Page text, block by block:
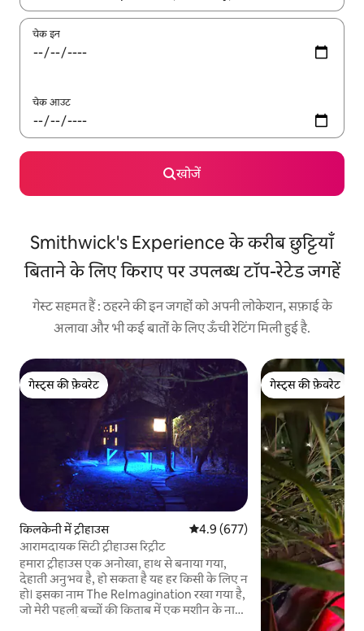
चेक इन
चेक आउट
खोजें
Smithwick's Experience के करीब छुट्टियाँ
बिताने के लिए किराए पर उपलब्ध टॉप-रेटेड जगहें
गेस्ट सहमत हैं : ठहरने की इन जगहों को अपनी लोकेशन, सफ़ाई के
अलावा और भी कई बातों के लिए ऊँची रेटिंग मिली हुई है.
गेस्ट्स की फ़ेवरेट
गेस्ट्स की फ़ेवरेट
किलकेनी में ट्रीहाउस औसत रेटिंग 5 में से 4.9, 677 समीक्षाएँ
4.9 (677)
आरामदायक सिटी ट्रीहाउस रिट्रीट
हमारा ट्रीहाउस एक अनोखा, हाथ से बनाया गया,
देहाती अनुभव है, हो सकता है यह हर किसी के लिए न
हो। इसका नाम The ReImagination रखा गया है,
जो मेरी पहली बच्चों की किताब में एक मशीन के नाम
गेस्ट्स की फ़ेवरेट
गेस्ट्स की फ़ेवरेट